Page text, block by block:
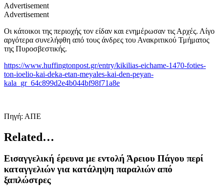
Advertisement
Advertisement
Οι κάτοικοι της περιοχής τον είδαν και ενημέρωσαν τις Αρχές. Λίγο
αργότερα συνελήφθη από τους άνδρες του Ανακριτικού Τμήματος
της Πυροσβεστικής.
https://www.huffingtonpost.gr/entry/kikilias-eichame-1470-foties-
ton-ioelio-kai-deka-etan-meyales-kai-den-peyan-
kala_gr_64c899d2e4b044bf98f71a8e
Πηγή: ΑΠΕ
Related…
Εισαγγελική έρευνα με εντολή Άρειου Πάγου περί
καταγγελιών για κατάληψη παραλιών από
ξαπλώστρες